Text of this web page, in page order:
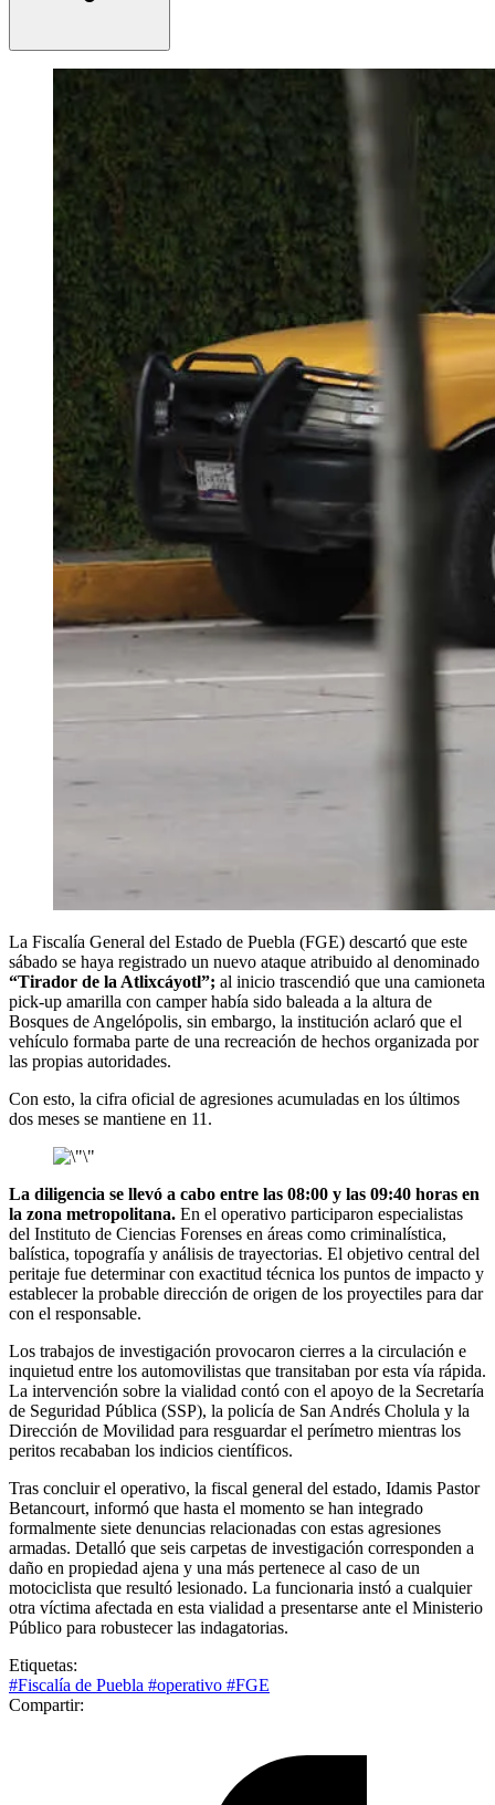
La Fiscalía General del Estado de Puebla (FGE) descartó que este
sábado se haya registrado un nuevo ataque atribuido al denominado
“Tirador de la Atlixcáyotl”; al inicio trascendió que una camioneta
pick-up amarilla con camper había sido baleada a la altura de
Bosques de Angelópolis, sin embargo, la institución aclaró que el
vehículo formaba parte de una recreación de hechos organizada por
las propias autoridades.
Con esto, la cifra oficial de agresiones acumuladas en los últimos
dos meses se mantiene en 11.
La diligencia se llevó a cabo entre las 08:00 y las 09:40 horas en
la zona metropolitana. En el operativo participaron especialistas
del Instituto de Ciencias Forenses en áreas como criminalística,
balística, topografía y análisis de trayectorias. El objetivo central del
peritaje fue determinar con exactitud técnica los puntos de impacto y
establecer la probable dirección de origen de los proyectiles para dar
con el responsable.
Los trabajos de investigación provocaron cierres a la circulación e
inquietud entre los automovilistas que transitaban por esta vía rápida.
La intervención sobre la vialidad contó con el apoyo de la Secretaría
de Seguridad Pública (SSP), la policía de San Andrés Cholula y la
Dirección de Movilidad para resguardar el perímetro mientras los
peritos recababan los indicios científicos.
Tras concluir el operativo, la fiscal general del estado, Idamis Pastor
Betancourt, informó que hasta el momento se han integrado
formalmente siete denuncias relacionadas con estas agresiones
armadas. Detalló que seis carpetas de investigación corresponden a
daño en propiedad ajena y una más pertenece al caso de un
motociclista que resultó lesionado. La funcionaria instó a cualquier
otra víctima afectada en esta vialidad a presentarse ante el Ministerio
Público para robustecer las indagatorias.
Etiquetas:
#Fiscalía de Puebla #operativo #FGE
Compartir: